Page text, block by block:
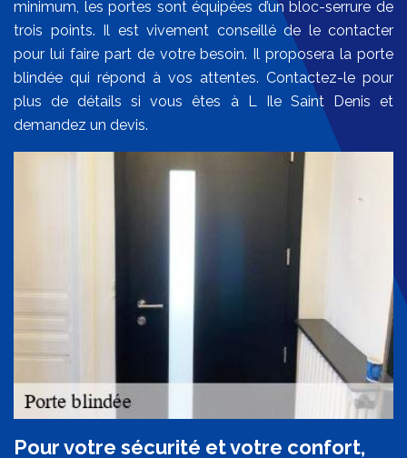
minimum, les portes sont équipées d’un bloc-serrure de
trois points. Il est vivement conseillé de le contacter
pour lui faire part de votre besoin. Il proposera la porte
blindée qui répond à vos attentes. Contactez-le pour
plus de détails si vous êtes à L Ile Saint Denis et
demandez un devis.
Pour votre sécurité et votre confort,